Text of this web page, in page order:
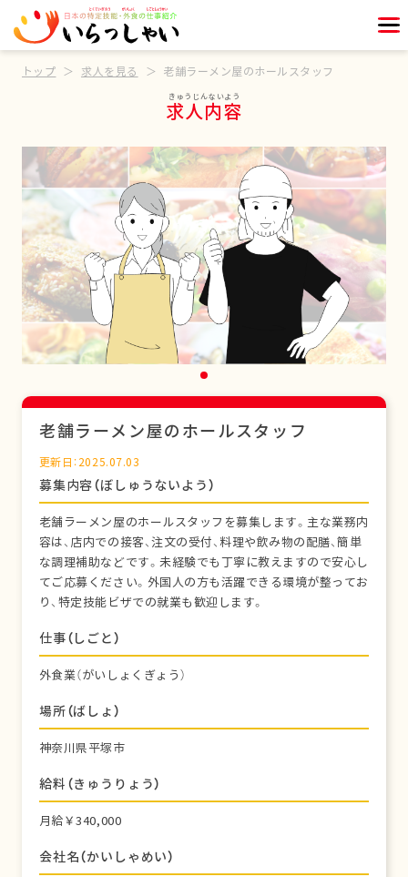
トップ 求人を見る 老舗ラーメン屋のホールスタッフ
求人内容
老舗ラーメン屋のホールスタッフ
更新日：2025.07.03
募集内容（ぼしゅうないよう）
老舗ラーメン屋のホールスタッフを募集します。主な業務内
容は、店内での接客、注文の受付、料理や飲み物の配膳、簡単
な調理補助などです。未経験でも丁寧に教えますので安心し
てご応募ください。外国人の方も活躍できる環境が整ってお
り、特定技能ビザでの就業も歓迎します。
仕事（しごと）
外食業（がいしょくぎょう）
場所（ばしょ）
神奈川県平塚市
給料（きゅうりょう）
月給￥340,000
会社名（かいしゃめい）